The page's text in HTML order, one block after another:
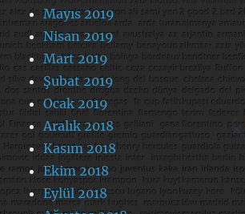
Mayıs 2019
Nisan 2019
Mart 2019
Şubat 2019
Ocak 2019
Aralık 2018
Kasım 2018
Ekim 2018
Eylül 2018